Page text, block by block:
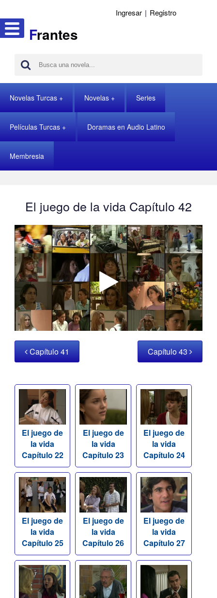
Frantes
Ingresar | Registro
Novelas Turcas Novelas Series
Películas Turcas Doramas en Audio Latino
Membresia
El juego de la vida Capítulo 42
Capítulo 41 Capítulo 43
El juego de
la vida
Capítulo 22
El juego de
la vida
Capítulo 23
El juego de
la vida
Capítulo 24
El juego de
la vida
Capítulo 25
El juego de
la vida
Capítulo 26
El juego de
la vida
Capítulo 27